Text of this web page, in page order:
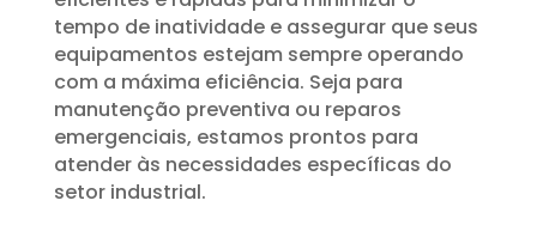
tempo de inatividade e assegurar que seus
equipamentos estejam sempre operando
com a máxima eficiência. Seja para
manutenção preventiva ou reparos
emergenciais, estamos prontos para
atender às necessidades específicas do
setor industrial.